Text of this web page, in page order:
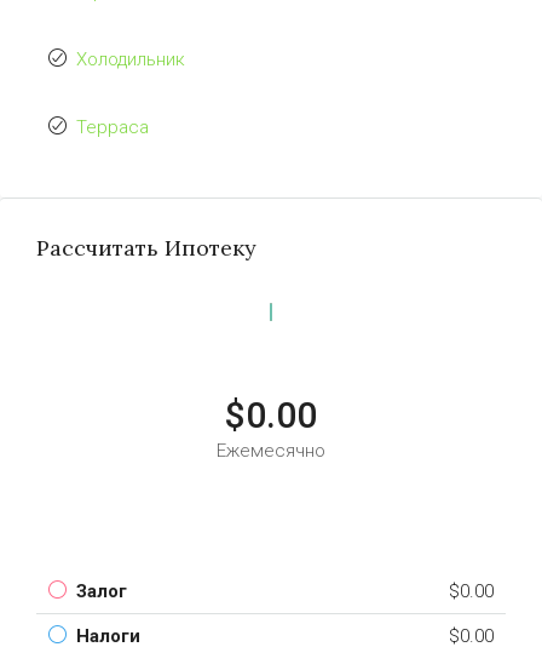
Холодильник
Терраса
Рассчитать Ипотеку
$0.00
Ежемесячно
Залог $0.00
Налоги $0.00